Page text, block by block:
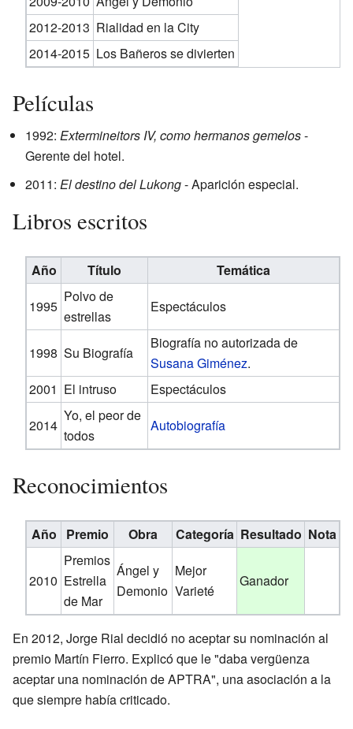
2012-2013 Rialidad en la City
2014-2015 Los Bañeros se divierten
Películas
1992: Extermineitors IV, como hermanos gemelos-
Gerente del hotel.
2011: El destino del Lukong- Aparición especial.
Libros escritos
Año Título
Temática
1995
Polvo de
estrellas
Espectáculos
1998 Su Biografía
Biografía no autorizada de
Susana Giménez.
2001 El intruso
Espectáculos
2014
Yo, el peor de
todos
Autobiografía
Reconocimientos
Año Premio Obra Categoría Resultado Nota
2010
Premios
Estrella
de Mar
Ángel y
Demonio
Mejor
Varieté
Ganador
En 2012, Jorge Rial decidió no aceptar su nominación al
premio Martín Fierro. Explicó que le "daba vergüenza
aceptar una nominación de APTRA", una asociación a la
que siempre había criticado.